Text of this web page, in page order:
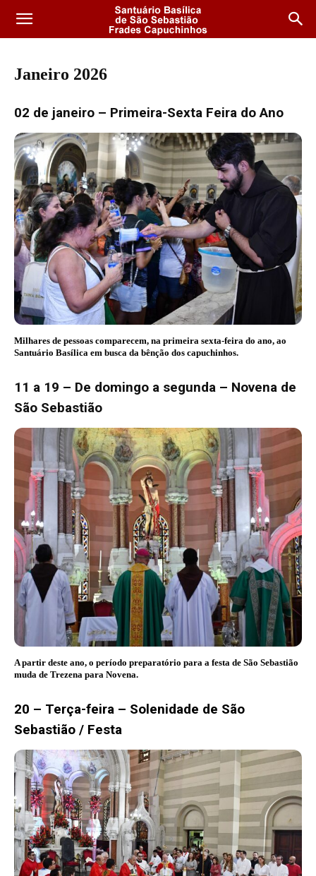
Janeiro 2026
02 de janeiro – Primeira-Sexta Feira do Ano
Milhares de pessoas comparecem, na primeira sexta-feira do ano, ao
Santuário Basílica em busca da bênção dos capuchinhos.
11 a 19 – De domingo a segunda – Novena de
São Sebastião
A partir deste ano, o período preparatório para a festa de São Sebastião
muda de Trezena para Novena.
20 – Terça-feira – Solenidade de São
Sebastião / Festa